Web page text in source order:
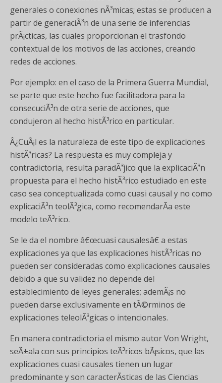
generales o conexiones nÃ³micas; estas se producen a
partir de generaciÃ³n de una serie de inferencias
prÃ¡cticas, las cuales proporcionan el trasfondo
contextual de los motivos de las acciones, creando
redes de acciones.
Por ejemplo: en el caso de la Primera Guerra Mundial,
se parte que este hecho fue facilitadora para la
consecuciÃ³n de otra serie de acciones, que
condujeron al hecho histÃ³rico en particular.
Â¿CuÃ¡l es la naturaleza de este tipo de explicaciones
histÃ³ricas? La respuesta es muy compleja y
contradictoria, resulta paradÃ³jico que la explicaciÃ³n
propuesta para el hecho histÃ³rico estudiado en este
caso sea conceptualizada como cuasi causal y no como
explicaciÃ³n teolÃ³gica, como recomendarÃ­a este
modelo teÃ³rico.
Se le da el nombre â€œcuasi causalesâ€ a estas
explicaciones ya que las explicaciones histÃ³ricas no
pueden ser consideradas como explicaciones causales
debido a que su validez no depende del
establecimiento de leyes generales; ademÃ¡s no
pueden darse exclusivamente en tÃ©rminos de
explicaciones teleolÃ³gicas o intencionales.
En manera contradictoria el mismo autor Von Wright,
seÃ±ala con sus principios teÃ³ricos bÃ¡sicos, que las
explicaciones cuasi causales tienen un lugar
predominante y son caracterÃ­sticas de las Ciencias